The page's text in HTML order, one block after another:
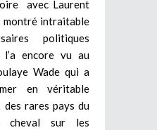
avec Laurent
montré intraitable
politiques
l’a encore vu au
Wade qui a
en véritable
des rares pays du
cheval sur les